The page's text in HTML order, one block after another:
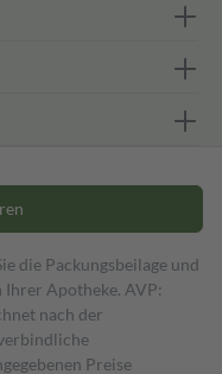
die Packungsbeilage und
Apotheke. AVP:
nach der
Preise